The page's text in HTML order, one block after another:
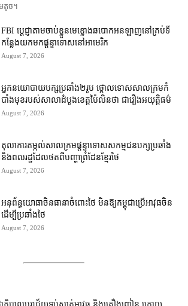
តូច។
FBI ប្ដេជ្ញា​តាម​ចាប់ខ្លួន​មេខ្លោង​ឆបោក​អនឡាញ​នៅ​គ្រប់​ទី
កន្លែង​យក​មក​ផ្ដន្ទាទោស​នៅ​អាមេរិក
August 7, 2026
អ្នកនយោបាយ​បក្ស​ប្រឆាំង​២​រូប ថ្កោលទោស​សាលក្រម​កំ
បាំងមុខ​របស់​សាលាដំបូង​ខេត្ត​ប៉ៃលិន​ថា ជា​រឿង​អយុត្តិធម៌
August 7, 2026
តុលាការ​តម្កល់​សាលក្រម​ផ្ដន្ទាទោស​សកម្មជន​បក្ស​ប្រឆាំង​
និង​ពលរដ្ឋ​ដែល​ថត​ពី​បញ្ហា​ព្រំដែន​ខ្មែរ​ថៃ
August 7, 2026
អនុព័ន្ធយោធា​ចិន​ធានា​ចំពោះ​ថៃ មិន​ឱ្យ​កម្ពុជា​ប្រើ​អាវុធ​ចិន​
ដើម្បី​ប្រឆាំង​ថៃ ​
August 7, 2026